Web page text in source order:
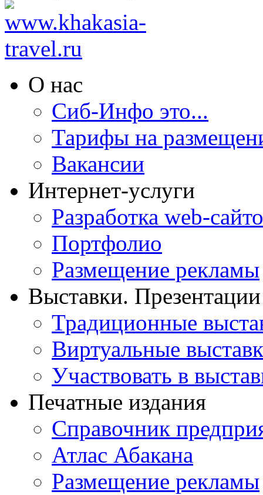
О нас
Сиб-Инфо это...
Тарифы на
Вакансии
Интернет-услуги
Разработка web-
Портфолио
Размещение рекламы
Выставки. Презентации
Традиционные
Виртуальные
Участвовать в
Печатные издания
Справочник
Атлас Абакана
Размещение рекламы